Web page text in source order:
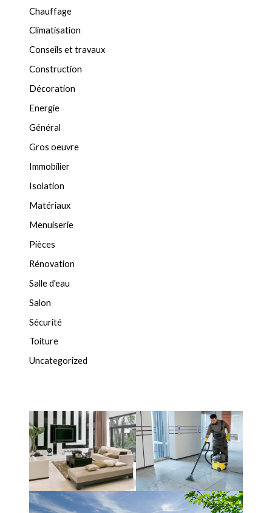
Chauffage
Climatisation
Conseils et travaux
Construction
Décoration
Energie
Général
Gros oeuvre
Immobilier
Isolation
Matériaux
Menuiserie
Pièces
Rénovation
Salle d'eau
Salon
Sécurité
Toiture
Uncategorized